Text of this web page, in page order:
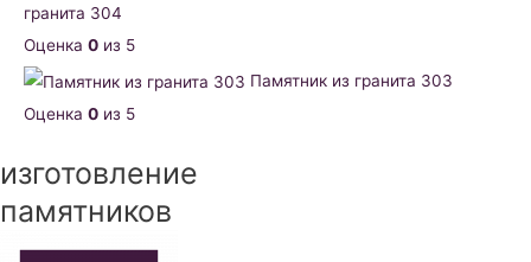
гранита 304
Оценка 0 из 5
Памятник из гранита 303
Оценка 0 из 5
изготовление
памятников